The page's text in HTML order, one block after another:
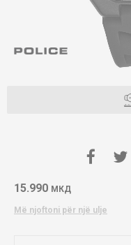
15.990 МКД
Më njoftoni për një ulje